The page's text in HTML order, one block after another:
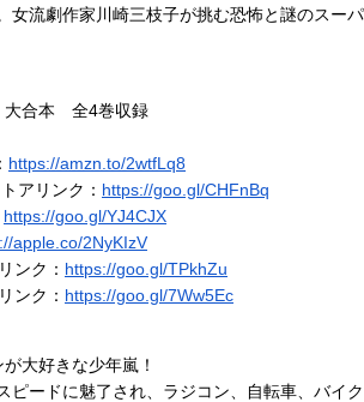
女流劇作家川崎三枝子が挑む恐怖と謎のスーパ
合本 全4巻収録
https://amzn.to/2wtfLq8
アリンク： https://goo.gl/CHFnBq
https://goo.gl/YJ4CJX
apple.co/2NyKIzV
ンク： https://goo.gl/TPkhZu
ンク： https://goo.gl/7Ww5Ec
大好きな少年嵐！
ピードに魅了され、ラジコン、自転車、バイク